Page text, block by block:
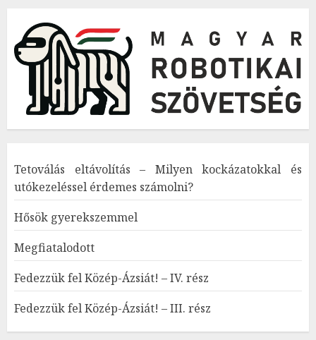
Tetoválás eltávolítás – Milyen kockázatokkal és
utókezeléssel érdemes számolni?
Hősök gyerekszemmel
Megfiatalodott
Fedezzük fel Közép-Ázsiát! – IV. rész
Fedezzük fel Közép-Ázsiát! – III. rész